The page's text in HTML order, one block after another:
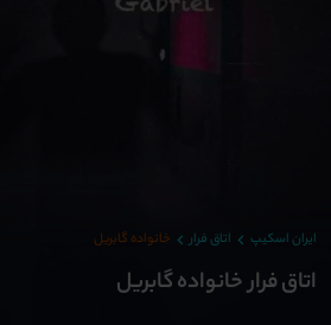
ایران اسکیپ اتاق فرار خانواده گابریل
اتاق فرار خانواده گابریل